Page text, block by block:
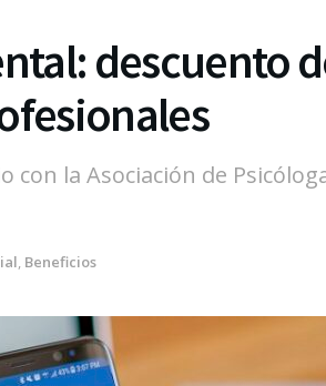
descuento
con la Asociación de
, Beneficios